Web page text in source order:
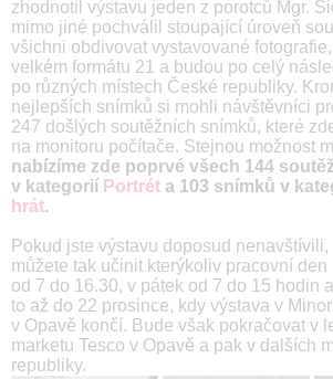
zhodnotil výstavu jeden z porotců Mgr.
mimo jiné pochválil stoupající úroveň
všichni obdivovat vystavované
velkém formátu 21 a budou po celý
po různých místech České republiky.
nejlepších snímků si mohli návštěvníci
247 došlých soutěžních snímků, které
na monitoru počítače. Stejnou možnost
nabízíme zde poprvé všech 144
v kategorií Portrét a 103 snímků v
hrát.
Pokud jste výstavu doposud nenavštívili,
můžete tak učinit kterýkoliv pracovní den
od 7 do 16.30, v pátek od 7 do 15 hodin a
to až do 22 prosince, kdy výstava v
v Opavě končí. Bude však pokračovat v
marketu Tesco v Opavě a pak v dalších
republiky.